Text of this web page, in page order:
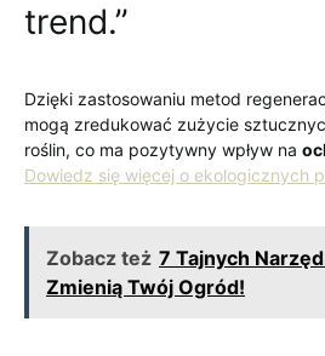
trend.”
Dzięki zastosowaniu metod
mogą zredukować zużycie
roślin, co ma pozytywny wpływ na
Dowiedz się więcej o ekologicznych
Zobacz też 7 Tajnych
Zmienią Twój Ogród!